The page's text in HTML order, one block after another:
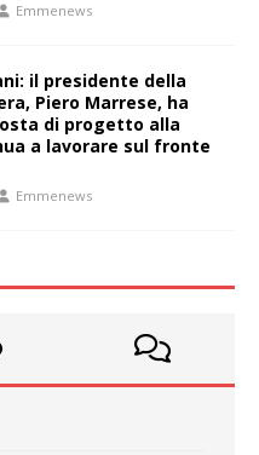
Emmenews
il presidente della
Piero Marrese, ha
di progetto alla
a lavorare sul fronte
Emmenews